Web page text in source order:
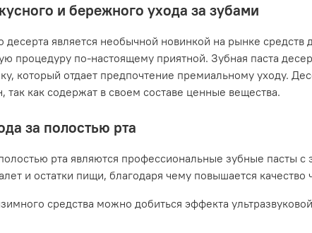
и бережного ухода за зубами
десерта является необычной новинкой на рынке средств
процедуру по-настоящему приятной. Зубная паста
который отдает предпочтение премиальному уходу.
так как содержат в своем составе ценные вещества.
за полостью рта
рта являются профессиональные зубные пасты
и остатки пищи, благодаря чему повышается качество
средства можно добиться эффекта